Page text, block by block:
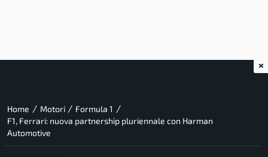
Home / Motori / Formula 1 /
F1, Ferrari: nuova partnership pluriennale con Harman
Automotive
×